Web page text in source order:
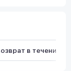
в течение